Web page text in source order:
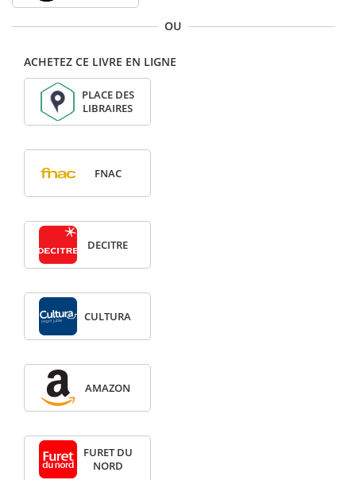
OU
ACHETEZ CE LIVRE EN LIGNE
PLACE DES
LIBRAIRES
FNAC
DECITRE
CULTURA
AMAZON
FURET DU
NORD